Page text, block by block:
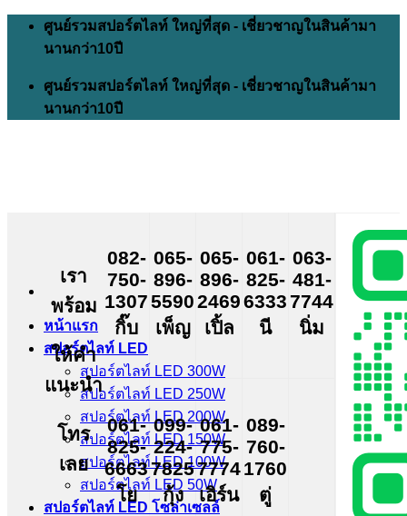
Skip
content
ศูนย์รวมสปอร์ตไลท์ ใหญ่ที่สุด - เชี่ยวชาญในสินค้ามา
นานกว่า10ปี
ศูนย์รวมสปอร์ตไลท์ ใหญ่ที่สุด - เชี่ยวชาญในสินค้ามา
นานกว่า10ปี
หน้าแรก
สปอร์ตไลท์ LED
สปอร์ตไลท์ LED 300W
สปอร์ตไลท์ LED 250W
สปอร์ตไลท์ LED 200W
สปอร์ตไลท์ LED 150W
สปอร์ตไลท์ LED 100W
สปอร์ตไลท์ LED 50W
สปอร์ตไลท์ LED โซล่าเซลล์
เรา
พร้อม
ให้คำ
แนะนำ
โทร
เลย
082-
750-
1307
กิ๊บ
065-
896-
5590
เพ็ญ
065-
896-
2469
เปิ้ล
061-
825-
6333
นี
063-
481-
7744
นิ่ม
061-
825-
6663
โย
099-
224-
7825
กุ้ง
061-
775-
7774
เอิร์น
089-
760-
1760
ตู่